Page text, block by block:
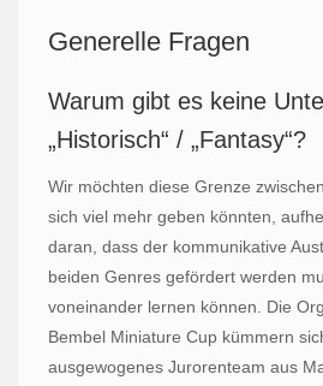
Generelle Fragen
Warum gibt es keine
„Historisch“ / „Fantasy“?
Wir möchten diese Grenze
sich viel mehr geben könnten,
daran, dass der kommunikative
beiden Genres gefördert werden
voneinander lernen können. Die
Bembel Miniature Cup kümmern
ausgewogenes Jurorenteam aus